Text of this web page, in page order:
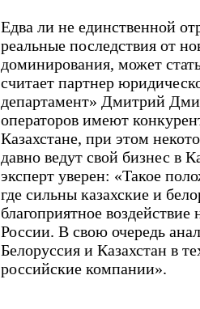
Едва ли не единственной
реальные последствия от
доминирования, может
считает партнер
департамент» Дмитрий
операторов имеют
Казахстане, при этом
давно ведут свой бизнес в
эксперт уверен: «Такое
где сильны казахские и
благоприятное
России. В свою очередь
Белоруссия и Казахстан в
российские компании».